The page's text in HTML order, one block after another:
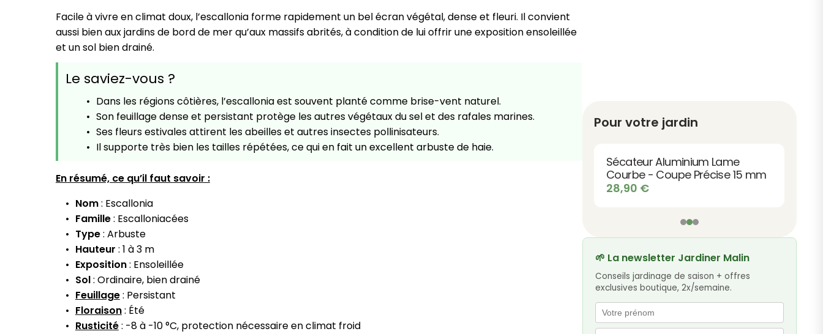
Facile à vivre en climat doux, l’escallonia forme rapidement un bel écran végétal, dense et fleuri. Il convient
aussi bien aux jardins de bord de mer qu’aux massifs abrités, à condition de lui offrir une exposition ensoleillée
et un sol bien drainé.
Le saviez-vous ?
Dans les régions côtières, l’escallonia est souvent planté comme brise-vent naturel.
Son feuillage dense et persistant protège les autres végétaux du sel et des rafales marines.
Ses fleurs estivales attirent les abeilles et autres insectes pollinisateurs.
Il supporte très bien les tailles répétées, ce qui en fait un excellent arbuste de haie.
En résumé, ce qu’il faut savoir :
Nom: Escallonia
Famille: Escalloniacées
Type: Arbuste
Hauteur : 1 à 3 m
Exposition: Ensoleillée
Sol: Ordinaire, bien drainé
Feuillage: Persistant
Floraison: Été
Rusticité: -8 à -10 °C, protection nécessaire en climat froid
Pour votre jardin
Sécateur Aluminium Lame
Courbe - Coupe Précise 15 mm
28,90 €
🌱 La newsletter Jardiner Malin
Conseils jardinage de saison + offres
exclusives boutique, 2x/semaine.